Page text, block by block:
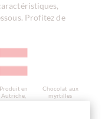
Profitez de
Produit en
Autriche,
Chocolat aux
myrtilles